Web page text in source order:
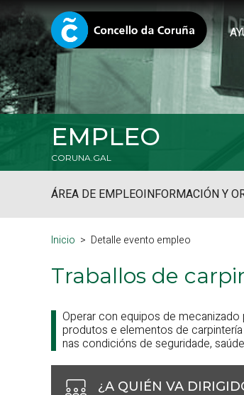
EMPLEO
CORUNA.GAL
ÁREA DE EMPLEOINFORMACIÓN Y
Inicio Detalle evento empleo
Traballos de
Operar con equipos de
produtos e elementos de
nas condicións de seguridade,
¿A QUIÉN VA